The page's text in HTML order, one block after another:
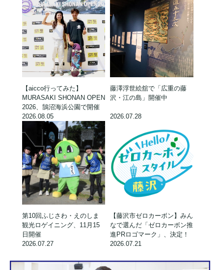
【aicco行ってみた】
MURASAKI SHONAN OPEN
2026、鵠沼海浜公園で開催
2026.08.05
藤澤浮世絵舘で「広重の藤
沢・江の島」開催中
2026.07.28
第10回ふじさわ・えのしま
観光ロゲイニング、11月15
日開催
2026.07.27
【藤沢市ゼロカーボン】みん
なで選んだ「ゼロカーボン推
進PRロゴマーク」、決定！
2026.07.21